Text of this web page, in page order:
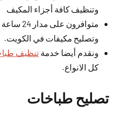
وتنظيف كافة أجزاء المكيف
وتصليح مكيفات في الكويت.
ونقدم أيضا خدمةتنظيف
كل الانواع.
تصليح طباخات